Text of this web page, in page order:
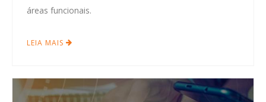
áreas funcionais.
LEIA MAIS